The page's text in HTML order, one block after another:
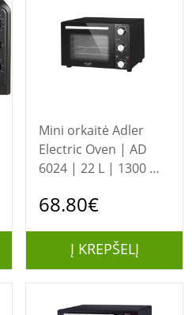
Mini orkaitė Adler
Electric Oven | AD
6024 | 22 L | 1300 W
68.80€
Į KREPŠELĮ